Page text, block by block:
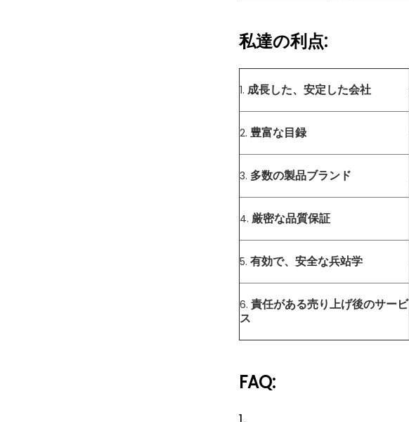
私達の利点:
1. 成長した、安定した会社
2. 豊富な目録
3. 多数の製品ブランド
4. 厳密な品質保証
5. 有効で、安全な兵站学
6. 責任がある売り上げ後のサービ
ス
FAQ: